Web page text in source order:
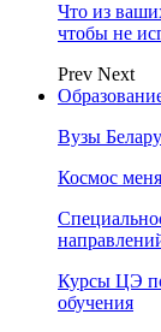
Что из
чтобы не
Prev Next
Вузы
Космос
Курсы ЦЭ
обучения